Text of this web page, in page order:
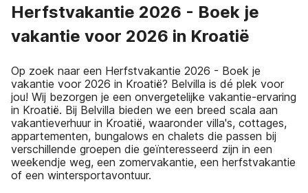
Herfstvakantie 2026 - Boek je
vakantie voor 2026 in Kroatië
Op zoek naar een Herfstvakantie 2026 - Boek je
vakantie voor 2026 in Kroatië? Belvilla is dé plek voor
jou! Wij bezorgen je een onvergetelijke vakantie-ervaring
in Kroatië. Bij Belvilla bieden we een breed scala aan
vakantieverhuur in Kroatië, waaronder villa's, cottages,
appartementen, bungalows en chalets die passen bij
verschillende groepen die geïnteresseerd zijn in een
weekendje weg, een zomervakantie, een herfstvakantie
of een wintersportavontuur.